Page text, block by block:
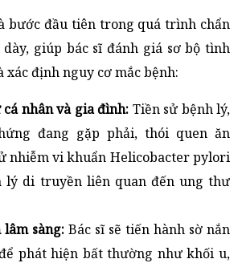
bước đầu tiên trong quá trình chẩn
giúp bác sĩ đánh giá sơ bộ tình
xác định nguy cơ mắc bệnh:
nhân và gia đình: Tiền sử bệnh lý,
đang gặp phải, thói quen ăn
nhiễm vi khuẩn Helicobacter pylori
lý di truyền liên quan đến ung thư
sàng: Bác sĩ sẽ tiến hành sờ nắn
phát hiện bất thường như khối u,